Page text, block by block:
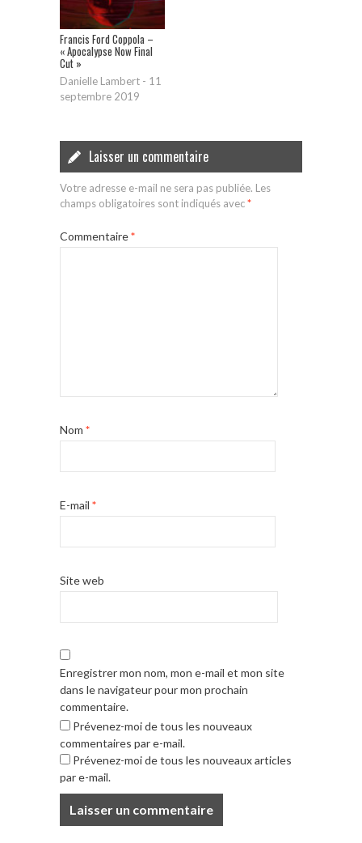
Francis Ford Coppola –
« Apocalypse Now Final
Cut »
Danielle Lambert - 11
septembre 2019
Laisser un commentaire
Votre adresse e-mail ne sera pas publiée. Les
champs obligatoires sont indiqués avec*
Commentaire*
Nom *
E-mail *
Site web
Enregistrer mon nom, mon e-mail et mon site
dans le navigateur pour mon prochain
commentaire.
Prévenez-moi de tous les nouveaux
commentaires par e-mail.
Prévenez-moi de tous les nouveaux articles
par e-mail.